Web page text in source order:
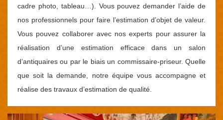
cadre photo, tableau…). Vous pouvez demander l’aide de
nos professionnels pour faire l’estimation d’objet de valeur.
Vous pouvez collaborer avec nos experts pour assurer la
réalisation d’une estimation efficace dans un salon
d’antiquaires ou par le biais un commissaire-priseur. Quelle
que soit la demande, notre équipe vous accompagne et
réalise des travaux d’estimation de qualité.